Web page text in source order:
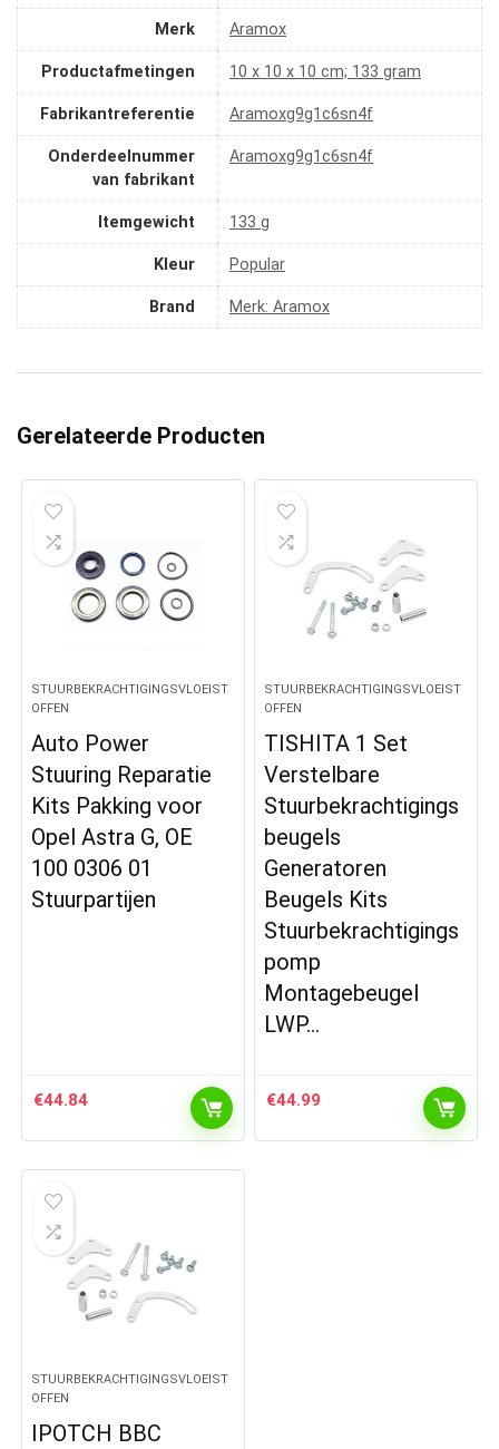
Merk ‎Aramox
Productafmetingen ‎10 x 10 x 10 cm; 133 gram
Fabrikantreferentie ‎Aramoxg9g1c6sn4f
Onderdeelnummer
van fabrikant
‎Aramoxg9g1c6sn4f
Itemgewicht ‎133 g
Kleur ‎Popular
Brand Merk: Aramox
Gerelateerde Producten
STUURBEKRACHTIGINGSVLOEIST
OFFEN
Auto Power
Stuuring Reparatie
Kits Pakking voor
Opel Astra G, OE
100 0306 01
Stuurpartijen
€44.84
STUURBEKRACHTIGINGSVLOEIST
OFFEN
TISHITA 1 Set
Verstelbare
Stuurbekrachtigings
beugels
Generatoren
Beugels Kits
Stuurbekrachtigings
pomp
Montagebeugel
LWP…
€44.99
STUURBEKRACHTIGINGSVLOEIST
OFFEN
IPOTCH BBC